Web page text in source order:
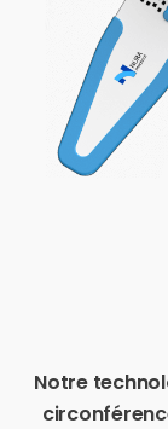
Notre